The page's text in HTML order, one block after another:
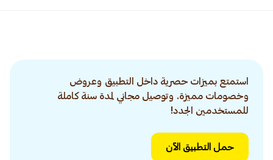
استمتع بميزات حصرية داخل التطبيق وعروض
وخصومات مميزة. وتوصيل مجاني لمدة سنة كاملة
للمستخدمين الجدد!
حمل التطبيق الآن